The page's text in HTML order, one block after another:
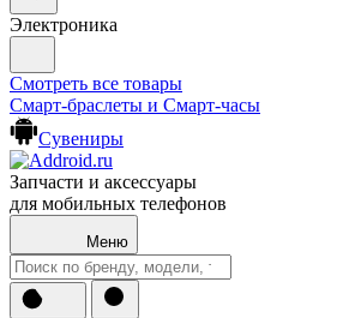
Электроника
Смотреть все товары
Смарт-браслеты и Смарт-часы
Сувениры
Запчасти и аксессуары
для мобильных телефонов
Меню